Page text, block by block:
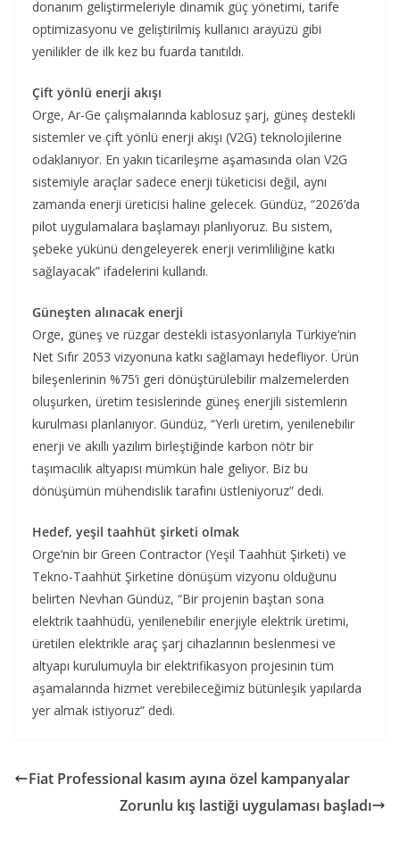
donanım geliştirmeleriyle dinamik güç yönetimi, tarife
optimizasyonu ve geliştirilmiş kullanıcı arayüzü gibi
yenilikler de ilk kez bu fuarda tanıtıldı.
Çift yönlü enerji akışı
Orge, Ar-Ge çalışmalarında kablosuz şarj, güneş destekli
sistemler ve çift yönlü enerji akışı (V2G) teknolojilerine
odaklanıyor. En yakın ticarileşme aşamasında olan V2G
sistemiyle araçlar sadece enerji tüketicisi değil, aynı
zamanda enerji üreticisi haline gelecek. Gündüz, “2026’da
pilot uygulamalara başlamayı planlıyoruz. Bu sistem,
şebeke yükünü dengeleyerek enerji verimliliğine katkı
sağlayacak” ifadelerini kullandı.
Güneşten alınacak enerji
Orge, güneş ve rüzgar destekli istasyonlarıyla Türkiye’nin
Net Sıfır 2053 vizyonuna katkı sağlamayı hedefliyor. Ürün
bileşenlerinin %75’i geri dönüştürülebilir malzemelerden
oluşurken, üretim tesislerinde güneş enerjili sistemlerin
kurulması planlanıyor. Gündüz, “Yerli üretim, yenilenebilir
enerji ve akıllı yazılım birleştiğinde karbon nötr bir
taşımacılık altyapısı mümkün hale geliyor. Biz bu
dönüşümün mühendislik tarafını üstleniyoruz” dedi.
Hedef, yeşil taahhüt şirketi olmak
Orge’nin bir Green Contractor (Yeşil Taahhüt Şirketi) ve
Tekno-Taahhüt Şirketine dönüşüm vizyonu olduğunu
belirten Nevhan Gündüz, “Bir projenin baştan sona
elektrik taahhüdü, yenilenebilir enerjiyle elektrik üretimi,
üretilen elektrikle araç şarj cihazlarının beslenmesi ve
altyapı kurulumuyla bir elektrifikasyon projesinin tüm
aşamalarında hizmet verebileceğimiz bütünleşik yapılarda
yer almak istiyoruz” dedi.
Fiat Professional kasım ayına özel kampanyalar
Zorunlu kış lastiği uygulaması başladı